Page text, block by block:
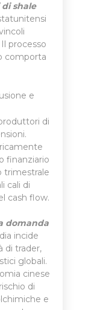
shale
processo
comporta
e
di
finanziario
trimestrale
cali di
cash flow.
domanda
incide
di trader,
globali.
cinese
di
e